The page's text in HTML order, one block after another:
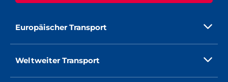
Europäischer Transport
Weltweiter Transport